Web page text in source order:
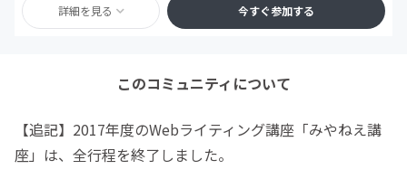
詳細を見る 今すぐ参加する
このコミュニティについて
【追記】2017年度のWebライティング講座「みやねえ講
座」は、全行程を終了しました。